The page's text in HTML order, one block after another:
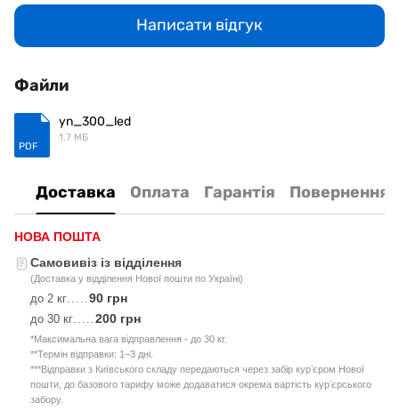
Написати відгук
Файли
PDF
yn_300_led
1.7 МБ
Доставка Оплата Гарантія Повернення
НОВА ПОШТА
Самовивіз із відділення
(Доставка у відділення Нової пошти по Україні)
до 2 кг 90 грн
до 30 кг 200 грн
*Максимальна вага відправлення - до 30 кг.
**Термін відправки: 1–3 дні.
***Відправки з Київського складу передаються через забір курʼєром Нової
пошти, до базового тарифу може додаватися окрема вартість курʼєрського
забору.